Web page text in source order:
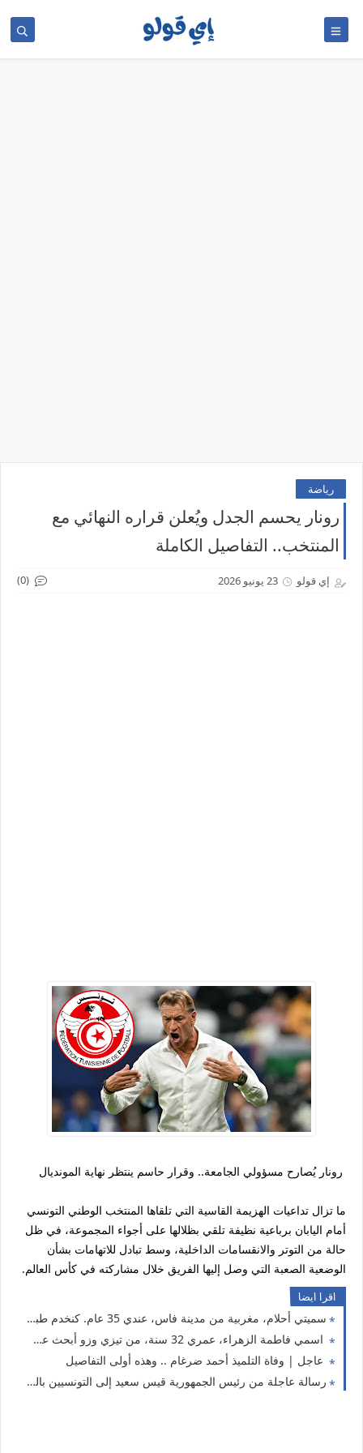
رياضة
رونار يحسم الجدل ويُعلن قراره النهائي مع
المنتخب.. التفاصيل الكاملة
إي قولو 23 يونيو 2026 (0)
رونار يُصارح مسؤولي الجامعة.. وقرار حاسم ينتظر نهاية المونديال
ما تزال تداعيات الهزيمة القاسية التي تلقاها المنتخب الوطني التونسي
أمام اليابان برباعية نظيفة تلقي بظلالها على أجواء المجموعة، في ظل
حالة من التوتر والانقسامات الداخلية، وسط تبادل للاتهامات بشأن
الوضعية الصعبة التي وصل إليها الفريق خلال مشاركته في كأس العالم.
اقرا ايضا
سميتي أحلام، مغربية من مدينة فاس، عندي 35 عام. كنخدم طبيبة فواحد المستشفى كنقلّب على شريك الحياة ناضج، جاد، وعارف قيمة المرأة
اسمي فاطمة الزهراء، عمري 32 سنة، من تيزي وزو أبحث عن شريك الحياة
عاجل | وفاة التلميذ أحمد ضرغام .. وهذه أولى التفاصيل
رسالة عاجلة من رئيس الجمهورية قيس سعيد إلى التونسيين بالخارج